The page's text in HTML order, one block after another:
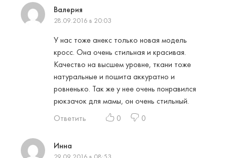
Валерия
28.09.2016 в 20:03
У нас тоже анекс только новая модель
кросс. Она очень стильная и красивая.
Качество на высшем уровне, ткани тоже
натуральные и пошита аккуратно и
ровненько. Так же у нее очень понравился
рюкзачок для мамы, он очень стильный.
Ответить
0 0
Инна